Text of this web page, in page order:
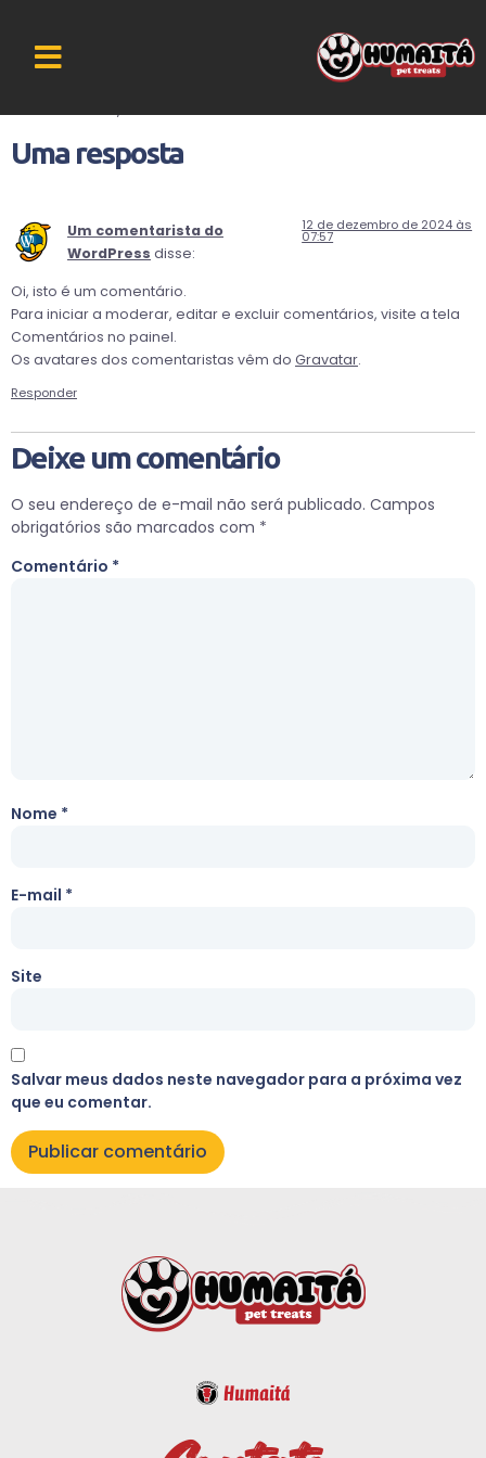
Olá, mundo!
Boas-vindas ao WordPress. Esse é o seu primeiro post. Edite-
Uma resposta
Um comentarista do
WordPress disse:
12 de dezembro de 2024 às
07:57
Oi, isto é um comentário.
Para iniciar a moderar, editar e excluir comentários, visite a tela
Comentários no painel.
Os avatares dos comentaristas vêm do Gravatar.
Responder
Deixe um comentário
O seu endereço de e-mail não será publicado. Campos
obrigatórios são marcados com *
Comentário *
Nome *
E-mail *
Site
Salvar meus dados neste navegador para a próxima vez
que eu comentar.